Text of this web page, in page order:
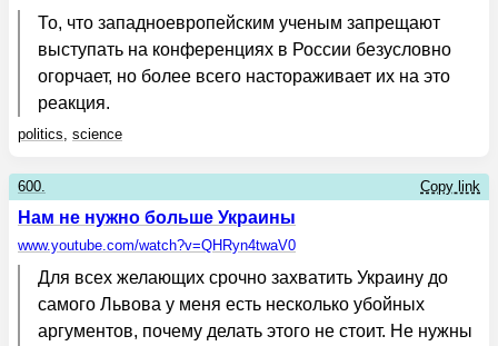
То, что западноевропейским ученым запрещают
выступать на конференциях в России безусловно
огорчает, но более всего настораживает их на это
реакция.
politics, science
600. Copy link
Нам не нужно больше Украины
www.youtube.com/watch?v=QHRyn4twaV0
Для всех желающих срочно захватить Украину до
самого Львова у меня есть несколько убойных
аргументов, почему делать этого не стоит. Не нужны